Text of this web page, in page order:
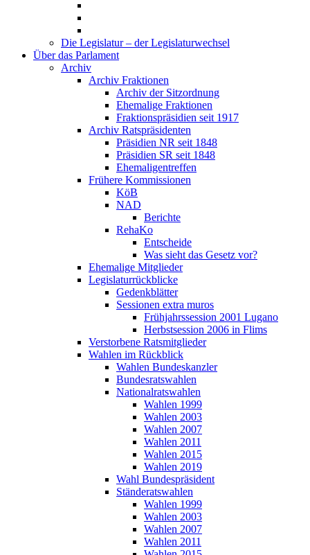
Die Legislatur – der Legislaturwechsel
Über das Parlament
Archiv
Archiv Fraktionen
Archiv der Sitzordnung
Ehemalige Fraktionen
Fraktionspräsidien seit 1917
Archiv Ratspräsidenten
Präsidien NR seit 1848
Präsidien SR seit 1848
Ehemaligentreffen
Frühere Kommissionen
KöB
NAD
Berichte
RehaKo
Entscheide
Was sieht das Gesetz vor?
Ehemalige Mitglieder
Legislaturrückblicke
Gedenkblätter
Sessionen extra muros
Frühjahrssession 2001 Lugano
Herbstsession 2006 in Flims
Verstorbene Ratsmitglieder
Wahlen im Rückblick
Wahlen Bundeskanzler
Bundesratswahlen
Nationalratswahlen
Wahlen 1999
Wahlen 2003
Wahlen 2007
Wahlen 2011
Wahlen 2015
Wahlen 2019
Wahl Bundespräsident
Ständeratswahlen
Wahlen 1999
Wahlen 2003
Wahlen 2007
Wahlen 2011